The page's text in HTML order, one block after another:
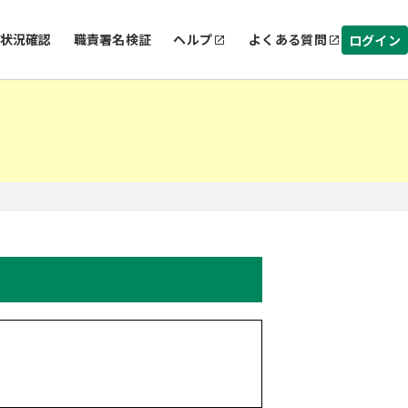
況確認 職責署名検証 ヘルプ よくある質問 ログイン